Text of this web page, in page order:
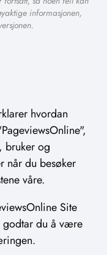
informasjonen,
hvordan
bruker og
når du besøker
våre.
Site
godtar du å være